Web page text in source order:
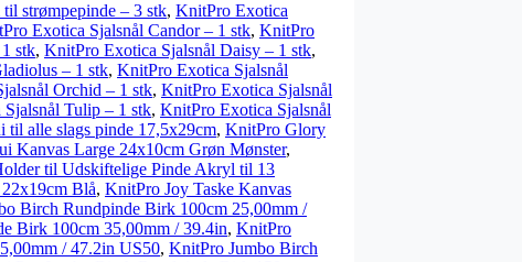
strømpepinde – 3 stk, KnitPro Exotica
Exotica Sjalsnål Candor – 1 stk, KnitPro
stk, KnitPro Exotica Sjalsnål Daisy – 1 stk,
– 1 stk, KnitPro Exotica Sjalsnål
Orchid – 1 stk, KnitPro Exotica Sjalsnål
Tulip – 1 stk, KnitPro Exotica Sjalsnål
alle slags pinde 17,5x29cm, KnitPro Glory
Kanvas Large 24x10cm Grøn Mønster,
til Udskiftelige Pinde Akryl til 13
Blå, KnitPro Joy Taske Kanvas
Birch Rundpinde Birk 100cm 25,00mm /
Birk 100cm 35,00mm / 39.4in, KnitPro
/ 47.2in US50, KnitPro Jumbo Birch